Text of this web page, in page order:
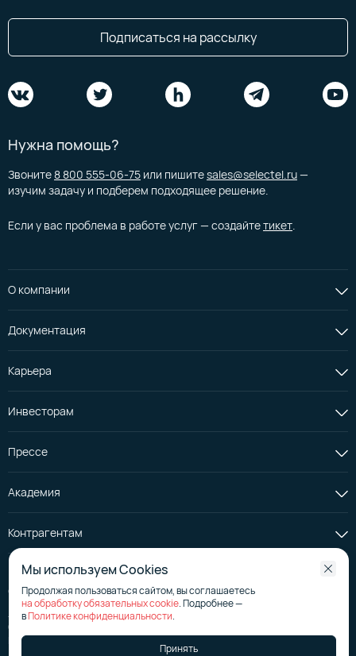
Подписаться на рассылку
Нужна помощь?
Звоните 8 800 555-06-75 или пишитеsales@selectel.ru—
изучим задачу и подберем подходящее решение.
Если у вас проблема в работе услуг — создайтетикет
О компании
Документация
Карьера
Инвесторам
Прессе
Академия
Контрагентам
© АО «Селектел», 2008—2026
Лицензия на телематические услуги
№ 176267
Страница эмитента на сайте аккредитованного агентства
Политика в отношении обработки персональных данных
Мы используем Cookies
Продолжая пользоваться сайтом, вы соглашаетесь
на обработку обязательных cookie. Подробнее —
вПолитике конфиденциальности.
Принять